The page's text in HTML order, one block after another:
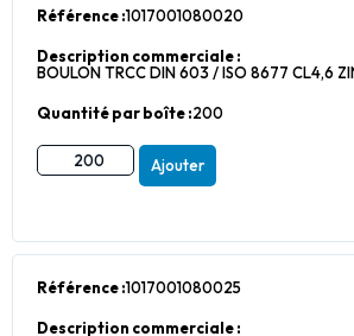
Référence :1017001080020
Description commerciale :
BOULON TRCC DIN 603 / ISO 8677 CL4,6
Quantité par boîte :200
Ajouter
Référence :1017001080025
Description commerciale :